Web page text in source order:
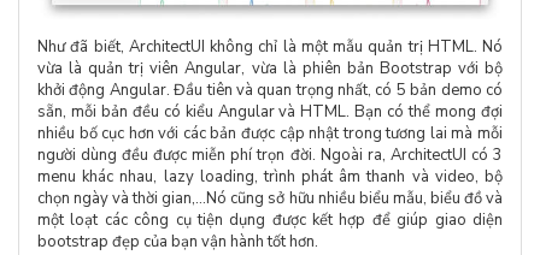
Như đã biết, ArchitectUI không chỉ là một mẫu quản trị HTML. Nó
vừa là quản trị viên Angular, vừa là phiên bản Bootstrap với bộ
khởi động Angular. Đầu tiên và quan trọng nhất, có 5 bản demo có
sẵn, mỗi bản đều có kiểu Angular và HTML. Bạn có thể mong đợi
nhiều bố cục hơn với các bản được cập nhật trong tương lai mà mỗi
người dùng đều được miễn phí trọn đời. Ngoài ra, ArchitectUI có 3
menu khác nhau, lazy loading, trình phát âm thanh và video, bộ
chọn ngày và thời gian,...Nó cũng sở hữu nhiều biểu mẫu, biểu đồ và
một loạt các công cụ tiện dụng được kết hợp để giúp giao diện
bootstrap đẹp của bạn vận hành tốt hơn.